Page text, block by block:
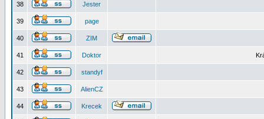
38 Jester
39 page
40 ZIM
41 Doktor
42 standyf
43 AlienCZ
44 Krecek